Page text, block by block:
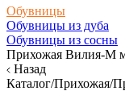
Обувницы
Обувницы из дуба
Обувницы из сосны
Прихожая Вилия-М
Назад
Каталог/Прихожая/